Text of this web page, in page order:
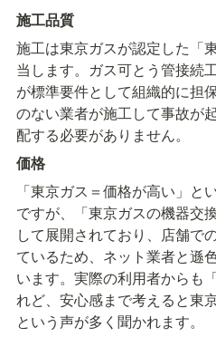
施工品質
施工は東京ガスが認定した「
当します。ガス可とう管接続
が標準要件として組織的に担
のない業者が施工して事故が
配する必要がありません。
価格
「東京ガス＝価格が高い」と
ですが、「東京ガスの機器交
して展開されており、店舗で
ているため、ネット業者と遜
います。実際の利用者からも
れど、安心感まで考えると東
という声が多く聞かれます。